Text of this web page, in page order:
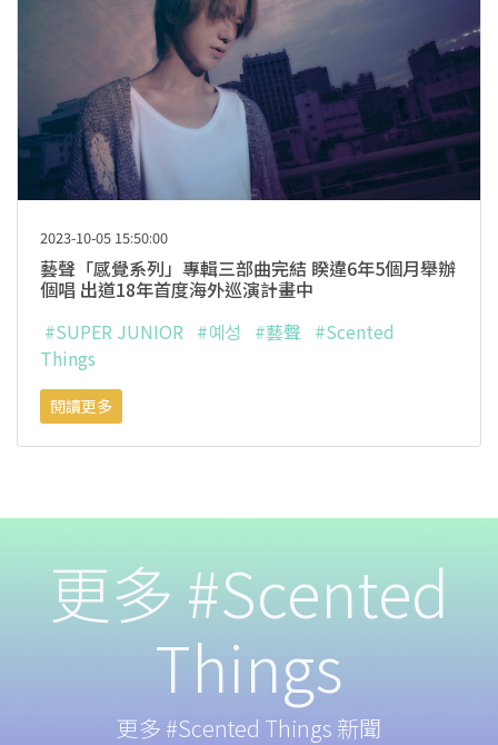
2023-10-05 15:50:00
藝聲「感覺系列」專輯三部曲完結 睽違6年5個月舉辦
個唱 出道18年首度海外巡演計畫中
#SUPER JUNIOR #예성 #藝聲 #Scented
Things
閱讀更多
更多 #Scented
Things
更多 #Scented Things 新聞